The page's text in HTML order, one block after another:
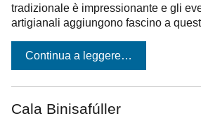
tradizionale è impressionante e gli
artigianali aggiungono fascino a
Continua a leggere…
Cala Binisafúller